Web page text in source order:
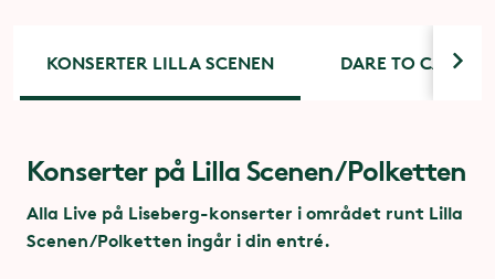
KONSERTER LILLA SCENEN DARE TO CARE &
Konserter på Lilla Scenen/Polketten
Alla Live på Liseberg-konserter i området runt Lilla
Scenen/Polketten ingår i din entré.
Dare to Care
- en satsning på ömsesidighet och mot
sexuella övergrepp